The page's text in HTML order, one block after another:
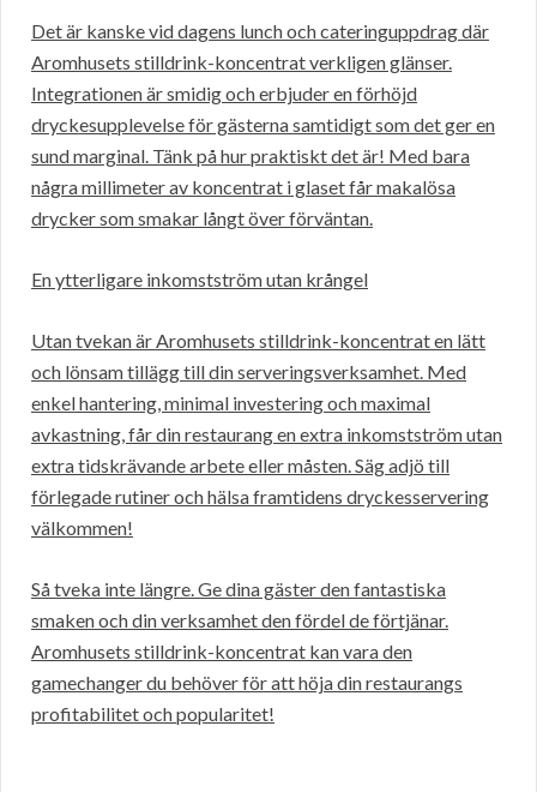
Det är kanske vid dagens lunch och cateringuppdrag där
Aromhusets stilldrink-koncentrat verkligen glänser.
Integrationen är smidig och erbjuder en förhöjd
dryckesupplevelse för gästerna samtidigt som det ger en
sund marginal. Tänk på hur praktiskt det är! Med bara
några millimeter av koncentrat i glaset får makalösa
drycker som smakar långt över förväntan.
En ytterligare inkomstström utan krångel
Utan tvekan är Aromhusets stilldrink-koncentrat en lätt
och lönsam tillägg till din serveringsverksamhet. Med
enkel hantering, minimal investering och maximal
avkastning, får din restaurang en extra inkomstström utan
extra tidskrävande arbete eller måsten. Säg adjö till
förlegade rutiner och hälsa framtidens dryckesservering
välkommen!
Så tveka inte längre. Ge dina gäster den fantastiska
smaken och din verksamhet den fördel de förtjänar.
Aromhusets stilldrink-koncentrat kan vara den
gamechanger du behöver för att höja din restaurangs
profitabilitet och popularitet!